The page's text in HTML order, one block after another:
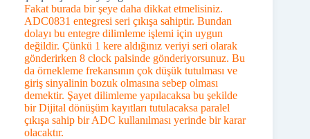
Fakat burada bir şeye daha dikkat etmelisiniz.
ADC0831 entegresi seri çıkışa sahiptir. Bundan
dolayı bu entegre dilimleme işlemi için uygun
değildir. Çünkü 1 kere aldığınız veriyi seri olarak
gönderirken 8 clock palsinde gönderiyorsunuz. Bu
da örnekleme frekansının çok düşük tutulması ve
giriş sinyalinin bozuk olmasına sebep olması
demektir. Şayet dilimleme yapılacaksa bu şekilde
bir Dijital dönüşüm kayıtları tutulacaksa paralel
çıkışa sahip bir ADC kullanılması yerinde bir karar
olacaktır.